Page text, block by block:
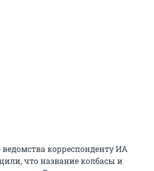
ведомства корреспонденту ИА
что название колбасы и